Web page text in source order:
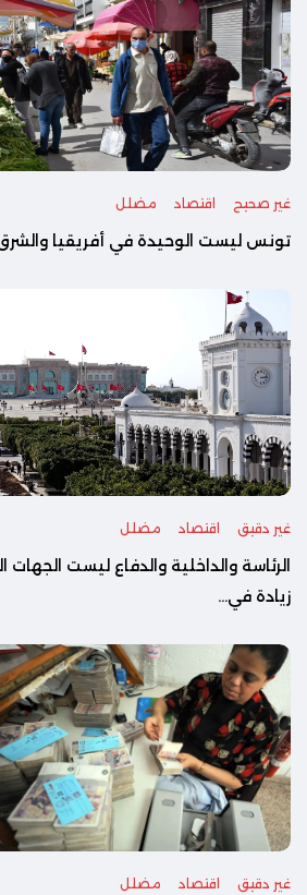
غير صحيح اقتصاد مضلل
تونس ليست الوحيدة في أفريقيا
غير دقيق اقتصاد مضلل
الرئاسة والداخلية والدفاع ليست
زيادة في...
غير دقيق اقتصاد مضلل